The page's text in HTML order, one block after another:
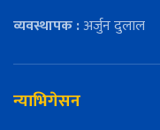
व्यवस्थापक :अर्जुन दुलाल
न्याभिगेसन